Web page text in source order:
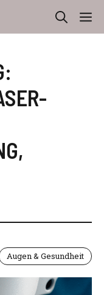
,
Augen & Gesundheit